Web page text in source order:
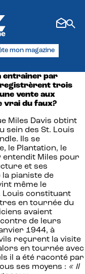
mon magazine
entrainer par
trois
vente aux
vrai du faux?
Miles Davis obtint
sein des St. Louis
Ils se
le Plantation, le
entendit Miles pour
et ses
pianiste de
même le
Louis constituant
en tournée du
avaient
de leurs
1944, à
reçurent la visite
en tournée avec
il a été raconté par
ses moyens : « Il